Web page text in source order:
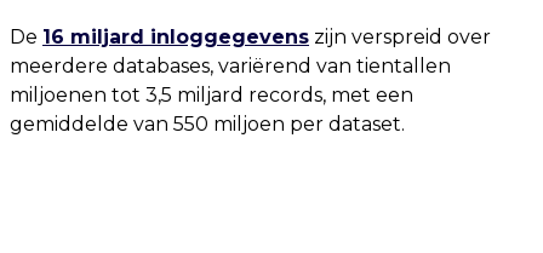
De 16 miljard inloggegevens zijn verspreid over
meerdere databases, variërend van tientallen
miljoenen tot 3,5 miljard records, met een
gemiddelde van 550 miljoen per dataset.